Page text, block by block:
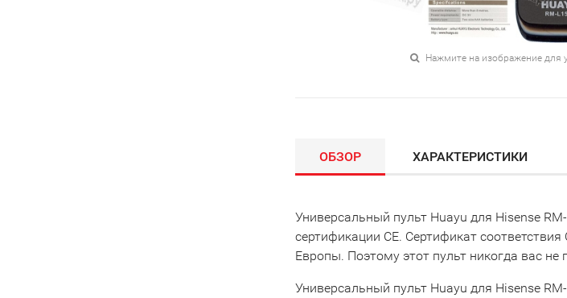
Нажмите на изображение для
ОБЗОР ХАРАКТЕРИСТИКИ
Универсальный пульт Huayu для Hisense
сертификации CE. Сертификат
Европы. Поэтому этот пульт никогда вас не
Универсальный пульт Huayu для Hisense